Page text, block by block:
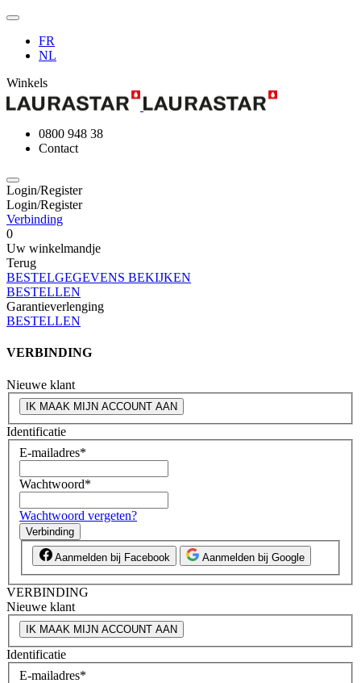
FR
NL
Winkels
0800 948 38
Contact
Login/Register
Login/Register
Verbinding
0
Uw winkelmandje
Terug
BESTELGEGEVENS BEKIJKEN
BESTELLEN
Garantieverlenging
BESTELLEN
VERBINDING
Nieuwe klant
IK MAAK MIJN ACCOUNT AAN
Identificatie
E-mailadres*
Wachtwoord*
Wachtwoord vergeten?
Verbinding
Aanmelden bij Facebook Aanmelden bij Google
VERBINDING
Nieuwe klant
IK MAAK MIJN ACCOUNT AAN
Identificatie
E-mailadres*